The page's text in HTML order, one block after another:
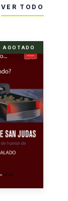
VER TODO
AGOTADO